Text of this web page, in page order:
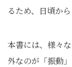
るため、日頃か
本書には、様々
外なのが「振動